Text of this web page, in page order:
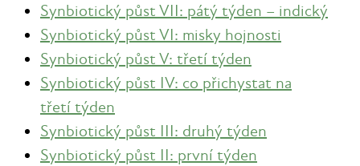
Synbiotický půst VII: pátý týden – indický
Synbiotický půst VI: misky hojnosti
Synbiotický půst V: třetí týden
Synbiotický půst IV: co přichystat na
třetí týden
Synbiotický půst III: druhý týden
Synbiotický půst II: první týden